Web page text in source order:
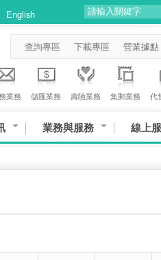
English
查詢專區 下載專區 營業據點
業務 儲匯業務 壽險業務 集郵業務 代
業務與服務 線上